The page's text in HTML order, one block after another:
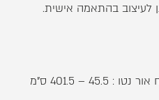
לעיצוב בהתאמה אישית.
45.5 – 401.5 ס"מ